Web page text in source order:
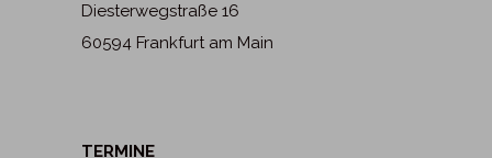
Diesterwegstraße 16
60594 Frankfurt am Main
TERMINE